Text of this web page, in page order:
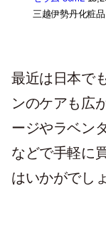
三越伊勢丹化粧
最近は日本で
ンのケアも広
ージやラベン
などで手軽に
はいかがでし